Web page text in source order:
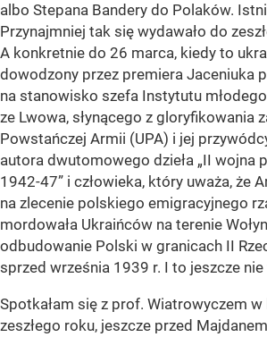
albo Stepana Bandery do Polaków.
Przynajmniej tak się wydawało do
A konkretnie do 26 marca, kiedy to
dowodzony przez premiera Jaceniuka
na stanowisko szefa Instytutu
ze Lwowa, słynącego z gloryfikowania
Powstańczej Armii (UPA) i jej
autora dwutomowego dzieła „II wojna
1942-47” i człowieka, który uważa, że
na zlecenie polskiego emigracyjnego
mordowała Ukraińców na terenie
odbudowanie Polski w granicach II
sprzed września 1939 r. I to jeszcze
Spotkałam się z prof. Wiatrowyczem
zeszłego roku, jeszcze przed